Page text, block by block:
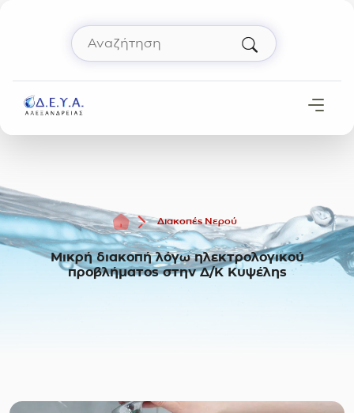
Αναζήτηση
ΑρχικήΔιακοπές Νερού
Μικρή διακοπή λόγω ηλεκτρολογικού
προβλήματος στην Δ/Κ Κυψέλης